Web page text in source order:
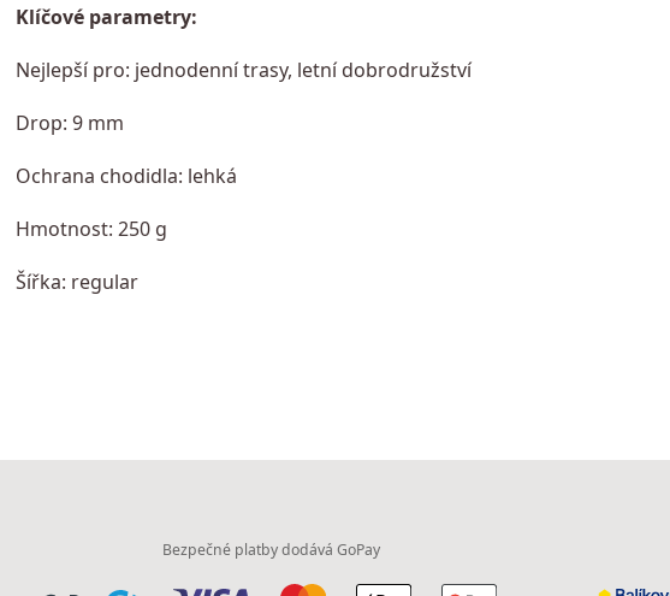
Klíčové parametry:
Nejlepší pro: jednodenní trasy, letní dobrodružství
Drop: 9 mm
Ochrana chodidla: lehká
Hmotnost: 250 g
Šířka: regular
Bezpečné platby dodává GoPay